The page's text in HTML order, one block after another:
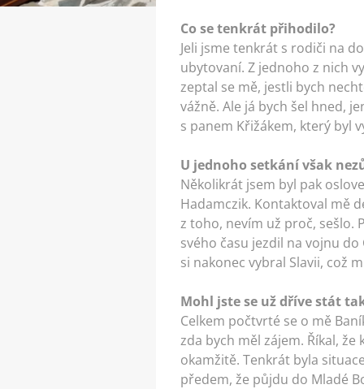
Co se tenkrát přihodilo?
Jeli jsme tenkrát s rodiči na
ubytovaní. Z jednoho z nich
zeptal se mě, jestli bych
vážně. Ale já bych šel hned,
s panem Křižákem, který byl
U jednoho setkání však
Několikrát jsem byl pak
Hadamczik. Kontaktoval mě
z toho, nevím už proč, sešlo.
svého času jezdil na vojnu
si nakonec vybral Slavii, což
Mohl jste se už dříve stát
Celkem počtvrté se o mě
zda bych měl zájem. Říkal,
okamžitě. Tenkrát byla
předem, že půjdu do Mladé